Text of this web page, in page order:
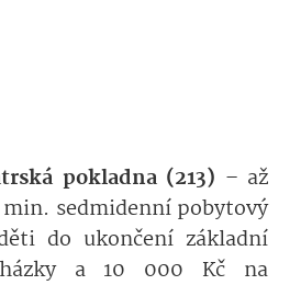
pokladna (213) – až
min. sedmidenní pobytový
do ukončení základní
a 10 000 Kč na